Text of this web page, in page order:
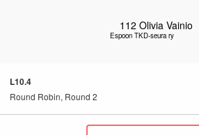
112 Olivia Vainio
Espoon TKD-seura ry
L10.4
Round Robin, Round 2